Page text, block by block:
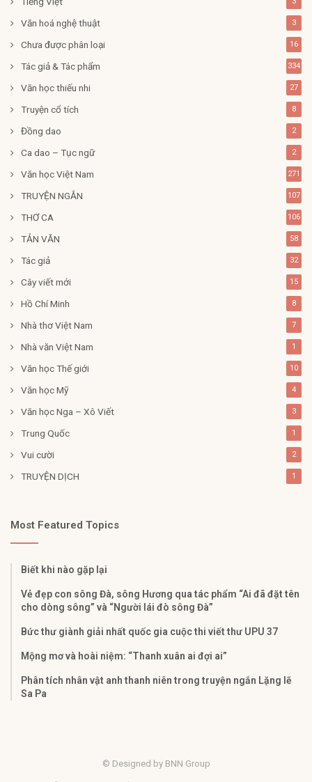
Văn hoá nghệ thuật 3
Chưa được phân loại 16
Tác giả & Tác phẩm 334
Văn học thiếu nhi 27
Truyện cổ tích 8
Đồng dao 2
Ca dao – Tục ngữ 2
Văn học Việt Nam 271
TRUYỆN NGẮN 107
THƠ CA 106
TẢN VĂN 58
Tác giả 32
Cây viết mới 15
Hồ Chí Minh 8
Nhà thơ Việt Nam 7
Nhà văn Việt Nam 1
Văn học Thế giới 10
Văn học Mỹ 4
Văn học Nga – Xô Viết 3
Trung Quốc 1
Vui cười 2
TRUYỆN DỊCH 1
Most Featured Topics
Biết khi nào gặp lại
Vẻ đẹp con sông Đà, sông Hương qua tác phẩm “Ai đã đặt tên
cho dòng sông” và “Người lái đò sông Đà”
Bức thư giành giải nhất quốc gia cuộc thi viết thư UPU 37
Mộng mơ và hoài niệm: “Thanh xuân ai đợi ai”
Phân tích nhân vật anh thanh niên trong truyện ngắn Lặng lẽ
Sa Pa
© Designed by BNN Group